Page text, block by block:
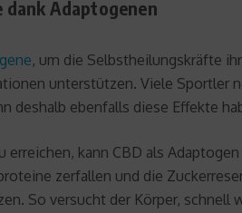
Adaptogenen
, um die Selbstheilungskräfte
unterstützen. Viele Sportler
deshalb ebenfalls diese Effekte
erreichen, kann CBD als
zerfallen und die
So versucht der Körper,